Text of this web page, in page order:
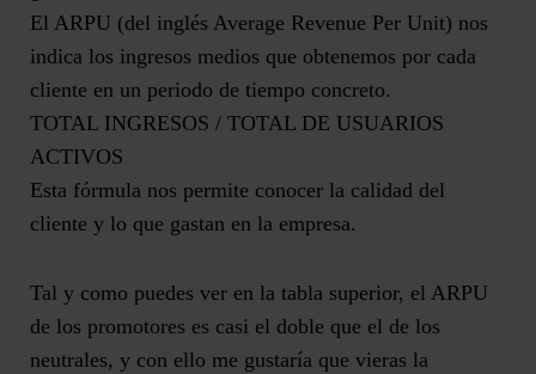
El ARPU (del inglés Average Revenue Per Unit) nos
indica los ingresos medios que obtenemos por cada
cliente en un periodo de tiempo concreto.
TOTAL INGRESOS / TOTAL DE USUARIOS
ACTIVOS
Esta fórmula nos permite conocer la calidad del
cliente y lo que gastan en la empresa.
Tal y como puedes ver en la tabla superior, el ARPU
de los promotores es casi el doble que el de los
neutrales, y con ello me gustaría que vieras la